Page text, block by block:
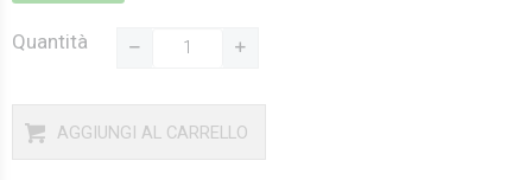
Quantità
AGGIUNGI AL CARRELLO